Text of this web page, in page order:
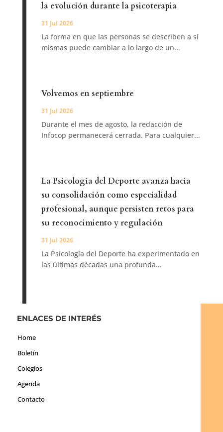
la evolución durante la psicoterapia
31 Jul 2026
La forma en que las personas se describen a sí
mismas puede cambiar a lo largo de un...
Volvemos en septiembre
31 Jul 2026
Durante el mes de agosto, la redacción de
Infocop permanecerá cerrada. Para cualquier...
La Psicología del Deporte avanza hacia
su consolidación como especialidad
profesional, aunque persisten retos para
su reconocimiento y regulación
31 Jul 2026
La Psicología del Deporte ha experimentado en
las últimas décadas una profunda...
ENLACES DE INTERÉS
Home
Boletín
Colegios
Agenda
Contacto